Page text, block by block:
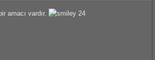
amacı vardır.